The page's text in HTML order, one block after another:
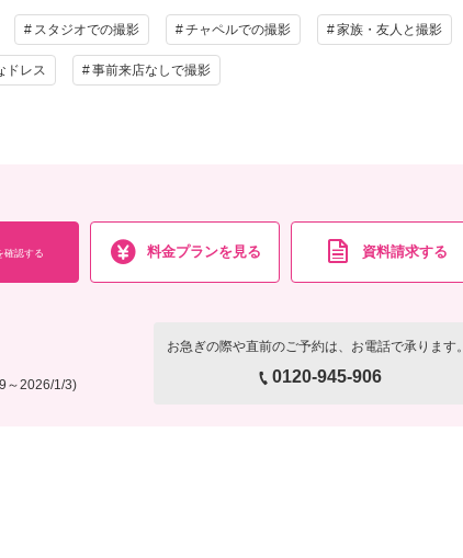
スタジオでの撮影 チャペルでの撮影 家族・友人と撮影
ドレス 事前来店なしで撮影
確認する 料金プランを見る 資料請求する
～2026/1/3)
お急ぎの際や直前のご予約は、お電話で承ります。
0120-945-906